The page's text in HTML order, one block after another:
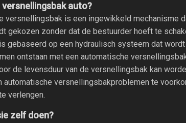
auto?
versnellingsbak is een ingewikkeld mechanisme
gekozen zonder dat de bestuurder hoeft te
gebaseerd op een hydraulisch systeem dat
ontstaan met een automatische
de levensduur van de versnellingsbak kan
automatische versnellingsbakproblemen te
verlengen.
zelf doen?